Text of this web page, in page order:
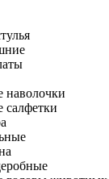
наволочки
салфетки